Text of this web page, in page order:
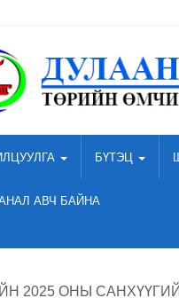
БҮТЭЦ
АВЧ БАЙНА
2025 ОНЫ